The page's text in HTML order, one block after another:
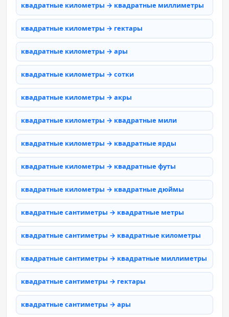
квадратные километры → квадратные миллиметры
квадратные километры → гектары
квадратные километры → ары
квадратные километры → сотки
квадратные километры → акры
квадратные километры → квадратные мили
квадратные километры → квадратные ярды
квадратные километры → квадратные футы
квадратные километры → квадратные дюймы
квадратные сантиметры → квадратные метры
квадратные сантиметры → квадратные километры
квадратные сантиметры → квадратные миллиметры
квадратные сантиметры → гектары
квадратные сантиметры → ары